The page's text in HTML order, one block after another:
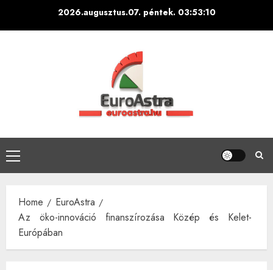
2026.augusztus.07. péntek. 03:53:10
Primary
Menu
Home
EuroAstra
Az öko-innováció finanszírozása Közép és Kelet-
Európában